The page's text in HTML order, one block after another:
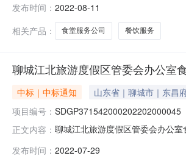
办公室食堂服务公司招标项目三
人
发布时间： 2022-08-11
相关产品：
食堂服务公司 餐饮服务
聊城江北旅游度假区管委会办公室
中标｜中标通知 山东省｜聊城市｜东昌
项目编号： SDGP371542000202202000045
正文内容： 聊城江北旅游度假区管委会办公
称：聊城盛世华膳餐饮管理有限
发布时间： 2022-07-29